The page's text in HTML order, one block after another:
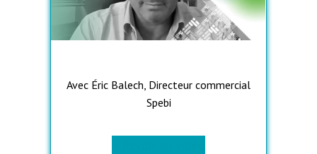
Avec Éric Balech, Directeur commercial
Spebi